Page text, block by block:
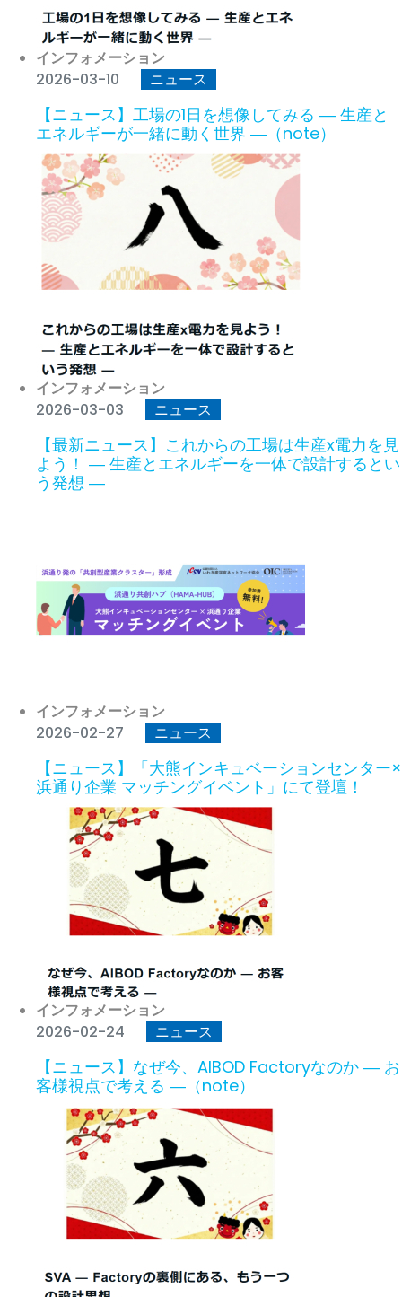
インフォメーション
2026-03-10
ニュース
【ニュース】工場の1日を想像してみる ― 生産と
エネルギーが一緒に動く世界 ―（note）
インフォメーション
2026-03-03
ニュース
【最新ニュース】これからの工場は生産x電力を見
よう！ ― 生産とエネルギーを一体で設計するとい
う発想 ―
インフォメーション
2026-02-27
ニュース
【ニュース】「大熊インキュベーションセンター×
浜通り企業 マッチングイベント」にて登壇！
インフォメーション
2026-02-24
ニュース
【ニュース】なぜ今、AIBOD Factoryなのか ― お
客様視点で考える ―（note）